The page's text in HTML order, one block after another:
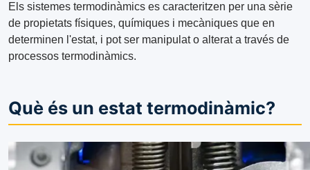
Els sistemes termodinàmics es caracteritzen per una sèrie
de propietats físiques, químiques i mecàniques que en
determinen l'estat, i pot ser manipulat o alterat a través de
processos termodinàmics.
Què és un estat termodinàmic?